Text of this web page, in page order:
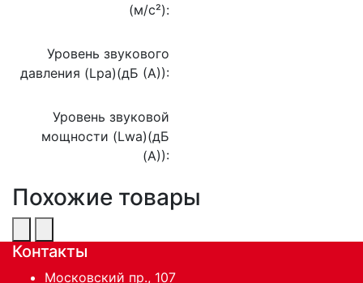
(м/с²):
Уровень звукового
давления (Lpa)(дБ (А)):
Уровень звуковой
мощности (Lwa)(дБ
(А)):
Похожие товары
Контакты
Московский пр., 107